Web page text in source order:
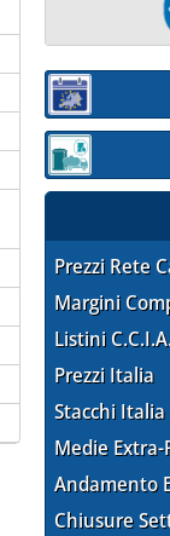
Sezione:
Sezione:
Prezzi Rete
Margini
Listini
Prezzi Italia
Stacchi Italia
Medie Extra-
Andamento
Chiusure